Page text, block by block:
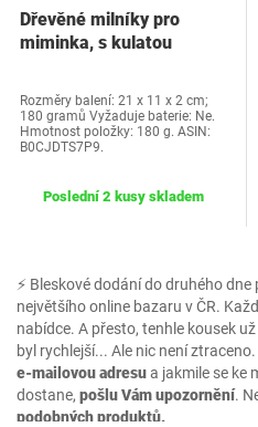
⚡ Bleskové dodání do druhého
největšího online bazaru v ČR.
nabídce. A přesto, tenhle kousek
byl rychlejší... Ale nic není
e-mailovou adresua jakmile se ke
dostane, pošlu Vám upozornění.
podobných produktů.
Dřevěné milníky pro
miminka, s kulatou
Rozměry balení: 21 x 11 x 2 cm;
180 gramů Vyžaduje baterie: Ne.
Hmotnost položky: 180 g. ASIN:
B0CJDTS7P9.
Poslední 2 kusy skladem